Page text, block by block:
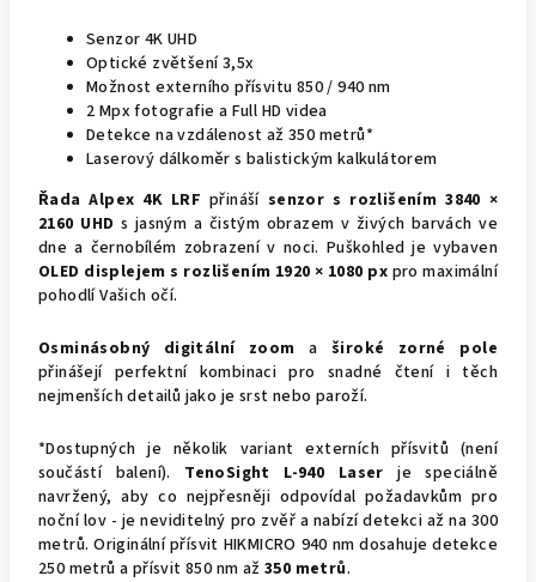
Senzor 4K UHD
Optické zvětšení 3,5x
Možnost externího přísvitu 850 / 940 nm
2 Mpx fotografie a Full HD videa
Detekce na vzdálenost až 350 metrů*
Laserový dálkoměr s balistickým kalkulátorem
Řada Alpex 4K LRFpřináší senzor s rozlišením 3840 ×
2160 UHD s jasným a čistým obrazem v živých barvách ve
dne a černobílém zobrazení v noci. Puškohled je vybaven
OLED displejem s rozlišením 1920 × 1080 px pro maximální
pohodlí Vašich očí.
Osminásobný digitální zoom a široké zorné pole
přinášejí perfektní kombinaci pro snadné čtení i těch
nejmenších detailů jako je srst nebo paroží.
*Dostupných je několik variant externích přísvitů (není
součástí balení). TenoSight L-940 Laser je speciálně
navržený, aby co nejpřesněji odpovídal požadavkům pro
noční lov - je neviditelný pro zvěř a nabízí detekci až na 300
metrů. Originální přísvit HIKMICRO 940 nm dosahuje detekce
250 metrů a přísvit 850 nm až 350 metrů.